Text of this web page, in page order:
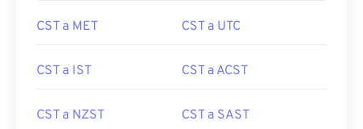
CST a MET CST a UTC
CST a IST CST a ACST
CST a NZST CST a SAST